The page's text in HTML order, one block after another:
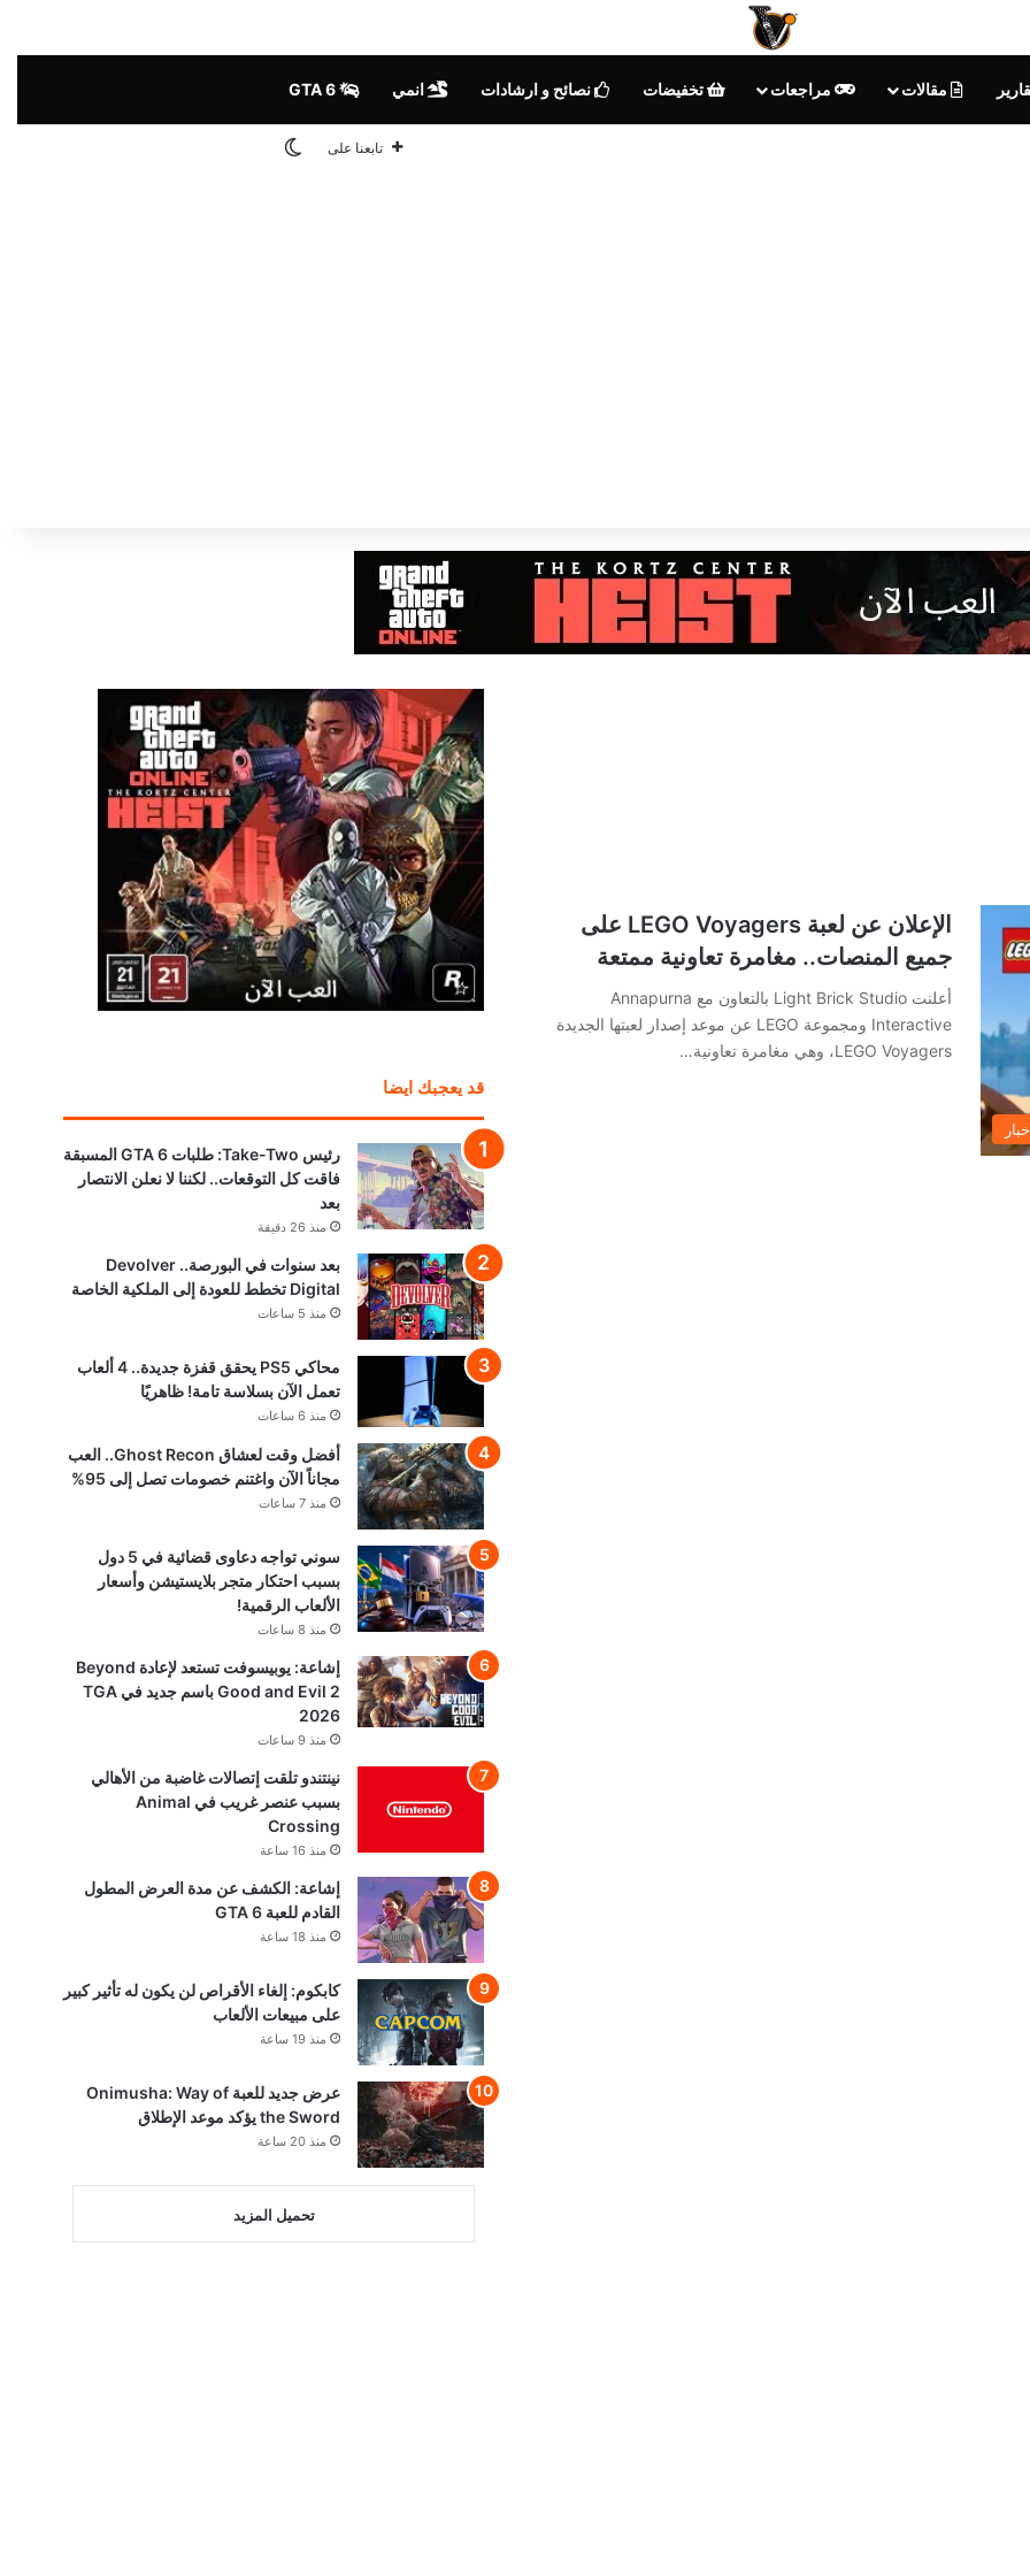
مقالات مراجعات تخفيضات نصائح و ارشادات انمي
تابعنا على الوضع المظلم
الإعلان عن لعبة LEGO Voyagers على
جميع المنصات.. مغامرة تعاونية ممتعة
أعلنت Light Brick Studio بالتعاون مع Annapurna
Interactive ومجموعة LEGO عن موعد إصدار لعبتها الجديدة
LEGO Voyagers، وهي مغامرة تعاونية…
قد يعجبك ايضا
رئيس Take-Two: طلبات GTA 6 المسبقة
فاقت كل التوقعات.. لكننا لا نعلن الانتصار
بعد
منذ 26 دقيقة
بعد سنوات في البورصة.. Devolver
Digital تخطط للعودة إلى الملكية الخاصة
منذ 5 ساعات
محاكي PS5 يحقق قفزة جديدة.. 4 ألعاب
تعمل الآن بسلاسة تامة! ظاهريًا
منذ 6 ساعات
أفضل وقت لعشاق Ghost Recon.. العب
مجاناً الآن واغتنم خصومات تصل إلى 95%
منذ 7 ساعات
سوني تواجه دعاوى قضائية في 5 دول
بسبب احتكار متجر بلايستيشن وأسعار
الألعاب الرقمية!
منذ 8 ساعات
إشاعة: يوبيسوفت تستعد لإعادة Beyond
Good and Evil 2 باسم جديد في TGA
2026
منذ 9 ساعات
نينتندو تلقت إتصالات غاضبة من الأهالي
بسبب عنصر غريب في Animal
Crossing
منذ 16 ساعة
إشاعة: الكشف عن مدة العرض المطول
القادم للعبة GTA 6
منذ 18 ساعة
كابكوم: إلغاء الأقراص لن يكون له تأثير كبير
على مبيعات الألعاب
منذ 19 ساعة
عرض جديد للعبة Onimusha: Way of
the Sword يؤكد موعد الإطلاق
منذ 20 ساعة
تحميل المزيد